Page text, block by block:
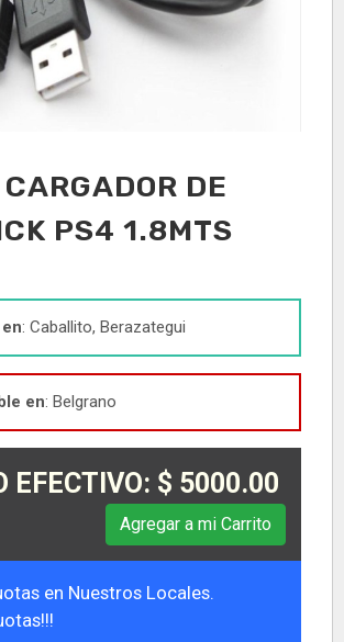
DE
PS4 1.8MTS
: Caballito, Berazategui
en: Belgrano
EFECTIVO: $ 5000.00
Agregar a mi Carrito
en Nuestros Locales.